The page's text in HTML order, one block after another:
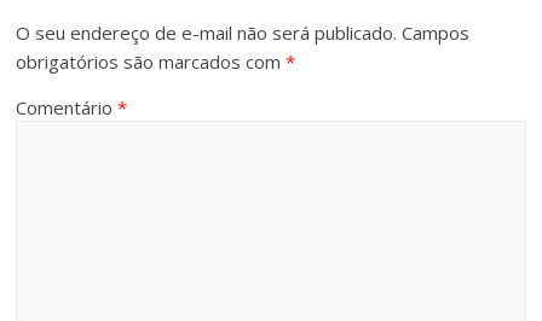
O seu endereço de e-mail não será publicado. Campos
obrigatórios são marcados com*
Comentário*